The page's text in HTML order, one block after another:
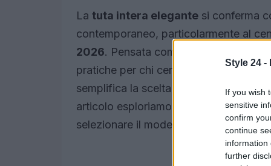
Style 24 -
If you wish
sensitive
confirm
continue
information
further
La tuta intera elegante si conferma
contemporaneo, particolarmente al
2026. Pensata come alternativa ai
pratiche per chi cerca un outfit
semplifica la scelta quotidiana senza
articolo esploriamo le ragioni del suo
selezionare il modello giusto in base